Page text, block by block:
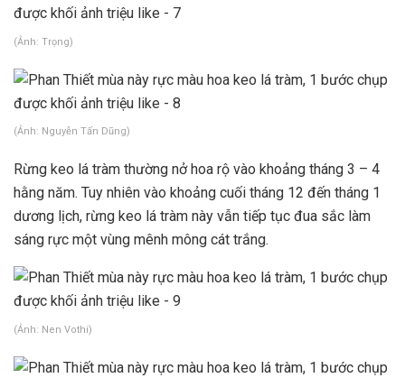
(Ảnh: Trọng)
(Ảnh: Nguyễn Tấn Dũng)
Rừng keo lá tràm thường nở hoa rộ vào khoảng tháng 3 – 4
hằng năm. Tuy nhiên vào khoảng cuối tháng 12 đến tháng 1
dương lịch, rừng keo lá tràm này vẫn tiếp tục đua sắc làm
sáng rực một vùng mênh mông cát trắng.
(Ảnh: Nen Vothi)